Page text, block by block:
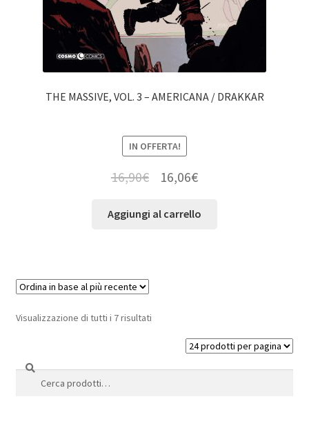
THE MASSIVE, VOL. 3 – AMERICANA / DRAKKAR
IN OFFERTA!
16,90€ 16,06€
Aggiungi al carrello
Visualizzazione di tutti i 7 risultati
Cerca:
Cerca